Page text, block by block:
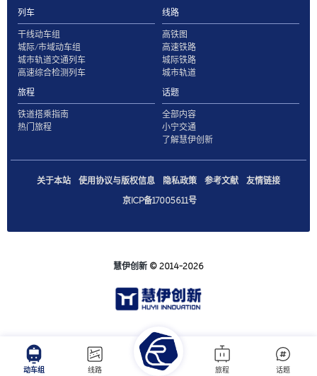
动车组 线路 旅程 话题
列车
干线动车组
城际/市域动车组
城市轨道交通列车
高速综合检测列车
线路
高铁图
高速铁路
城际铁路
城市轨道
旅程
铁道搭乘指南
热门旅程
话题
全部内容
小宁交通
了解慧伊创新
关于本站 使用协议与版权信息 隐私政策 参考文献
友情链接
京ICP备17005611号
慧伊创新 © 2014-2026